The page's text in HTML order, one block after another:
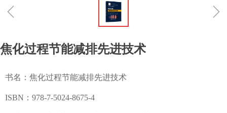
ꁆ ꁇ
焦化过程节能减排先进技术
书名：焦化过程节能减排先进技术
ISBN：978-7-5024-8675-4